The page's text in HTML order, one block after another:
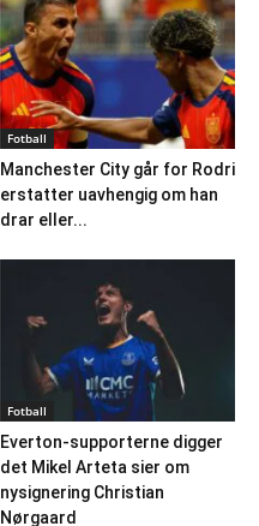
Fotball
Manchester City går for Rodri
erstatter uavhengig om han
drar eller...
Fotball
Everton-supporterne digger
det Mikel Arteta sier om
nysignering Christian
Nørgaard